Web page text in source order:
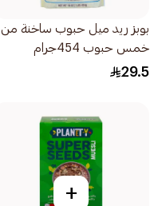
بوبز ريد ميل حبوب ساخنة من
خمس حبوب 454جرام
29.5
+